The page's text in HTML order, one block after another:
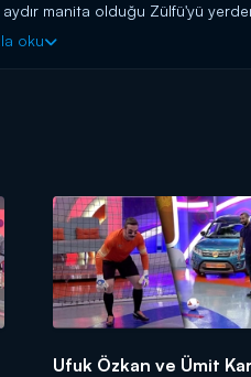
manita olduğu Zülfü'yü
oku
Ufuk Özkan ve Ümit